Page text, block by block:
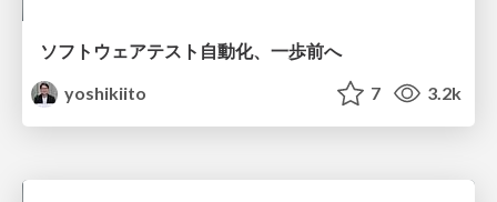
ソフトウェアテスト自動化、一歩前へ
yoshikiito
7 3.2k